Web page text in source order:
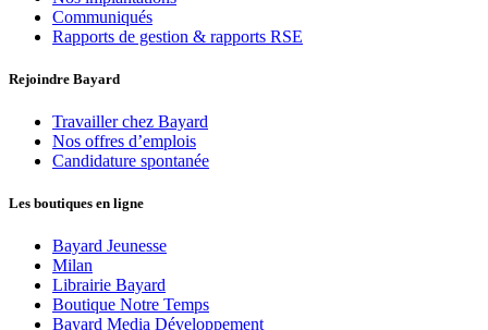
Communiqués
Rapports de gestion & rapports RSE
Rejoindre Bayard
Travailler chez Bayard
Nos offres d’emplois
Candidature spontanée
Les boutiques en ligne
Bayard Jeunesse
Milan
Librairie Bayard
Boutique Notre Temps
Bayard Media Développement